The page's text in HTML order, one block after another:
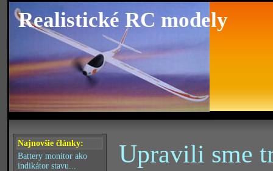
Realistické RC modely
Najnovšie články:
Battery monitor ako
indikátor stavu...
Upravili sme